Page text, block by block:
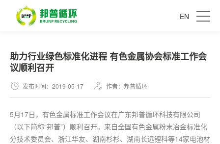
EN
助力行业绿色标准化进程 有色金属协会标准工作会
议顺利召开
发布时间：2019-05-17 作者：邦普循环
5月17日，有色金属标准工作会议在广东邦普循环科技有限公司
（以下简称“邦普”）顺利召开。来自全国有色金属粉末冶金标准化
分技术委员会、浙江华友、湖南杉杉、湖南长远锂科等14家电池材